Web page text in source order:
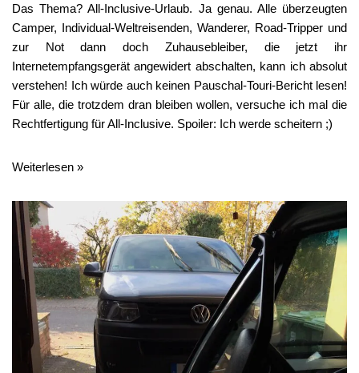
Das Thema? All-Inclusive-Urlaub. Ja genau. Alle überzeugten
Camper, Individual-Weltreisenden, Wanderer, Road-Tripper und
zur Not dann doch Zuhausebleiber, die jetzt ihr
Internetempfangsgerät angewidert abschalten, kann ich absolut
verstehen! Ich würde auch keinen Pauschal-Touri-Bericht lesen!
Für alle, die trotzdem dran bleiben wollen, versuche ich mal die
Rechtfertigung für All-Inclusive. Spoiler: Ich werde scheitern ;)
Weiterlesen »